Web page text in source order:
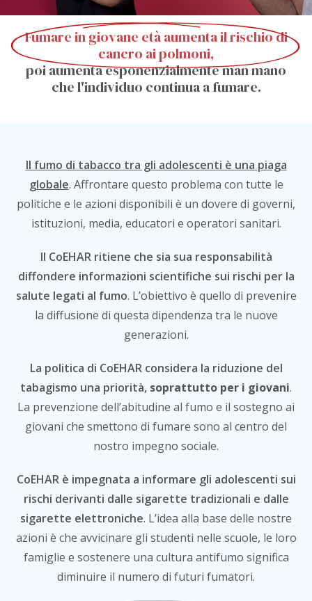
Fumare in giovane età aumenta il rischio di
cancro ai polmoni,
poi aumenta esponenzialmente man mano
che l'individuo continua a fumare.
Il fumo di tabacco tra gli adolescenti è una piaga
globale. Affrontare questo problema con tutte le
politiche e le azioni disponibili è un dovere di governi,
istituzioni, media, educatori e operatori sanitari.
Il CoEHAR ritiene che sia sua responsabilità
diffondere informazioni scientifiche sui rischi per la
salute legati al fumo. L’obiettivo è quello di prevenire
la diffusione di questa dipendenza tra le nuove
generazioni.
La politica di CoEHAR considera la riduzione del
tabagismo una priorità, soprattutto per i giovani.
La prevenzione dell’abitudine al fumo e il sostegno ai
giovani che smettono di fumare sono al centro del
nostro impegno sociale.
CoEHAR è impegnata a informare gli adolescenti sui
rischi derivanti dalle sigarette tradizionali e dalle
sigarette elettroniche. L’idea alla base delle nostre
azioni è che avvicinare gli studenti nelle scuole, le loro
famiglie e sostenere una cultura antifumo significa
diminuire il numero di futuri fumatori.